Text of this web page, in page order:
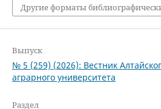
Другие форматы
Выпуск
№ 5 (259) (2026): Вестник
аграрного университета
Раздел